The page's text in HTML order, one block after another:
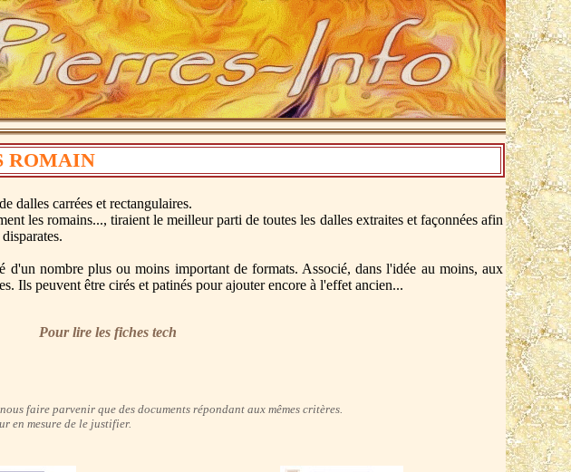
ROMAIN
dalles carrées et rectangulaires.
les romains..., tiraient le meilleur parti de toutes les dalles extraites et façonnées afin
nombre plus ou moins important de formats. Associé, dans l'idée au moins, aux
Ils peuvent être cirés et patinés pour ajouter encore à l'effet ancien...
Pour lire les fiches techniques, cliquez sur les images
faire parvenir que des documents répondant aux mêmes critères.
en mesure de le justifier.